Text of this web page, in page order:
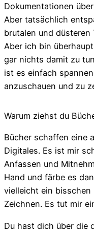
Dokumentationen
Aber tatsächlich
brutalen und düsteren
Aber ich bin
gar nichts damit zu
ist es einfach
anzuschauen und zu
Warum ziehst du
Bücher schaffen eine
Digitales. Es ist mir
Anfassen und
Hand und färbe es
vielleicht ein
Zeichnen. Es tut mir
Du hast dich über die